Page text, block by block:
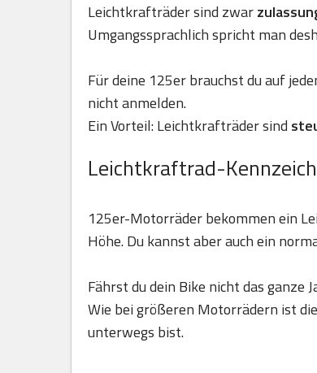
Leichtkrafträder sind zwar
Umgangssprachlich spricht man
Für deine 125er brauchst du auf
nicht anmelden.
Ein Vorteil: Leichtkrafträder sind
Leichtkraftrad-
125er-Motorräder bekommen ein
Höhe. Du kannst aber auch ein
Fährst du dein Bike nicht das ganze
Wie bei größeren Motorrädern ist
unterwegs bist.